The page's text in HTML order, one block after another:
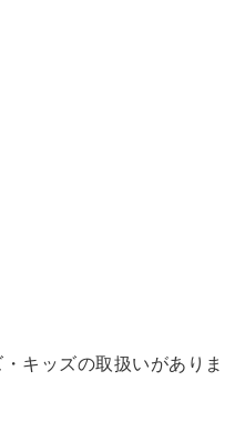
キッズの取扱いがありま